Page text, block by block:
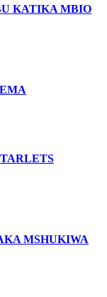
KATIKA MBIO
MSHUKIWA